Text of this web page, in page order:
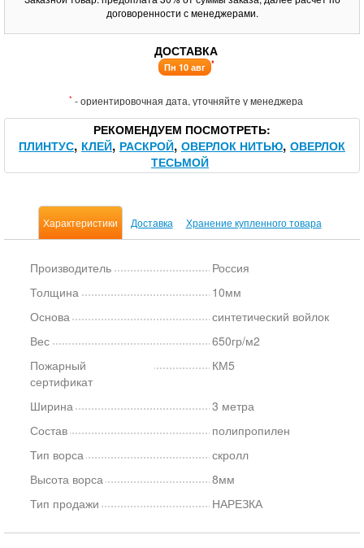
договоренности с менеджерами.
ДОСТАВКА
Пн 10 авг *
* - ориентировочная дата, уточняйте у менеджера
РЕКОМЕНДУЕМ ПОСМОТРЕТЬ
ПЛИНТУС КЛЕЙ РАСКРОЙ ОВЕРЛОК НИТЬЮ ОВЕРЛОК
ТЕСЬМОЙ
Характеристики Доставка Хранение купленного товара
Производитель
Россия
Толщина
10мм
Основа
синтетический войлок
Вес
650гр/м2
Пожарный
сертификат
КМ5
Ширина
3 метра
Состав
полипропилен
Тип ворса
скролл
Высота ворса
8мм
Тип продажи
НАРЕЗКА